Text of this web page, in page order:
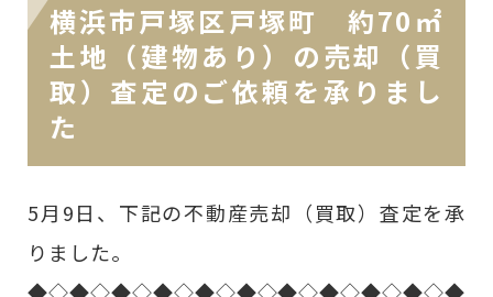
横浜市戸塚区戸塚町 約70㎡
土地（建物あり）の売却（買
取）査定のご依頼を承りまし
た
5月9日、下記の不動産売却（買取）査定を承
りました。